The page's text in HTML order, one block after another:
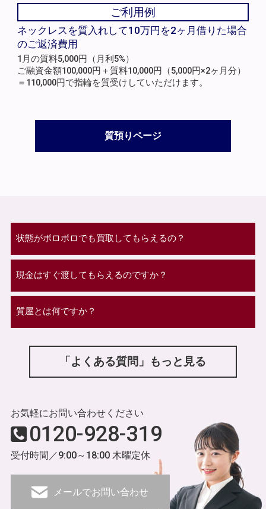
ご利用例
ネックレスを質入れして10万円を2ヶ月借りた場合
のご返済費用
1月の質料5,000円（月利5%）
ご融資金額100,000円＋質料10,000円（5,000円×2ヶ月分）
＝110,000円で指輪を質受けしていただけます。
質預りページ
状態がボロボロでも買取してもらえるの？
現金はすぐ渡してもらえるのですか？
質屋とは何ですか？
「よくある質問」もっと見る
お気軽にお問い合わせください
0120-928-319
受付時間／9:00～18:00 木曜定休
メールでお問い合わせ